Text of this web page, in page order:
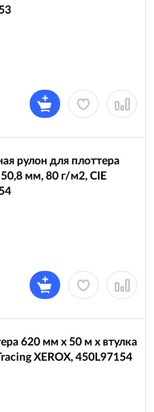
рулон для плоттера
мм, 80 г/м2, CIE
620 мм х 50 м х втулка
XEROX, 450L97154